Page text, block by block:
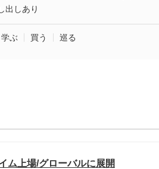
出しあり
ぶ 買う 巡る
ム上場/グローバルに展開